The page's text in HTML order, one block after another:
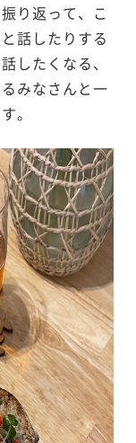
り返って、こ
話したりする
したくなる、
みなさんと一
。